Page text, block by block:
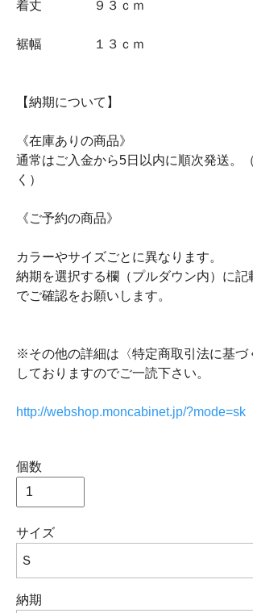
着丈 ９３ｃｍ
裾幅 １３ｃｍ
【納期について】
《在庫ありの商品》
通常はご入金から5日以内に順次発送。
く）
《ご予約の商品》
カラーやサイズごとに異なります。
納期を選択する欄（プルダウン内）に記
でご確認をお願いします。
※その他の詳細は〈特定商取引法に基づ
しておりますのでご一読下さい。
http://webshop.moncabinet.jp/?mode=sk
個数
サイズ
納期